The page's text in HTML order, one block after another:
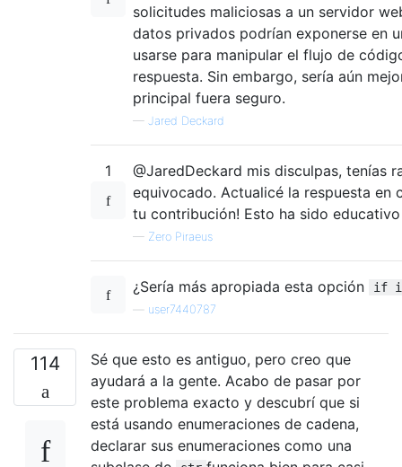
solicitudes maliciosas a un servidor
datos privados podrían exponerse en
usarse para manipular el flujo de
respuesta. Sin embargo, sería aún
principal fuera seguro.
— Jared Deckard
1
@JaredDeckard mis disculpas, tenías
equivocado. Actualicé la respuesta en
tu contribución! Esto ha sido
— Zero Piraeus
¿Sería más apropiada esta opción if
user7440787
114
Sé que esto es antiguo, pero creo que
ayudará a la gente. Acabo de pasar por
este problema exacto y descubrí que si
está usando enumeraciones de cadena,
declarar sus enumeraciones como una